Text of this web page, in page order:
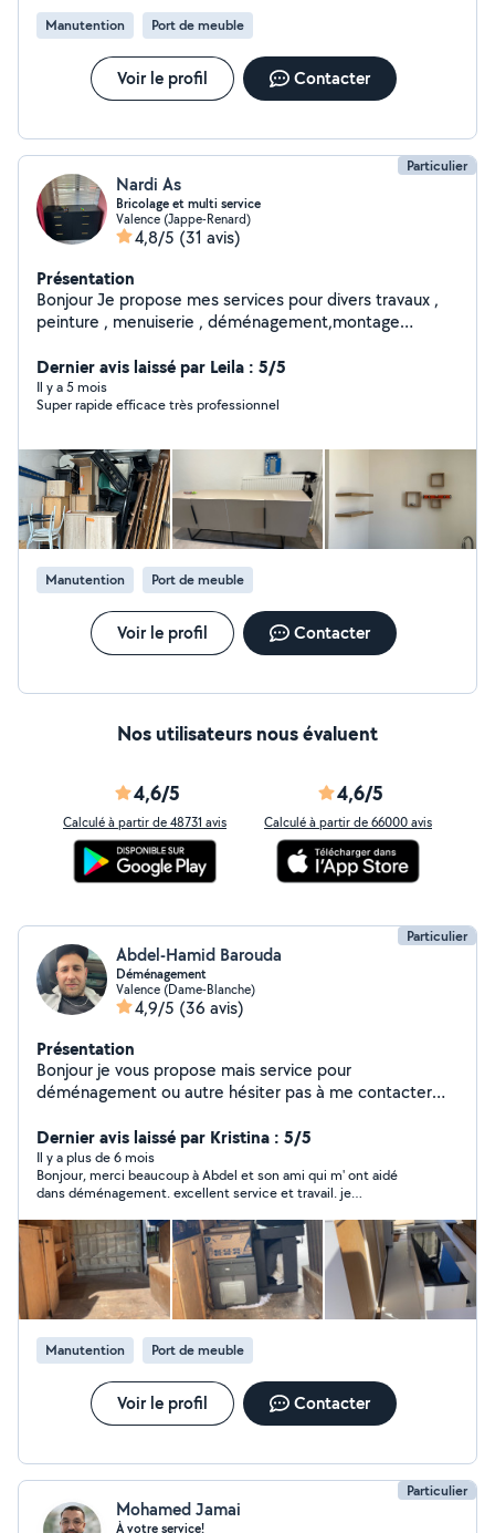
Manutention Port de meuble
Voir le profil Contacter
Particulier
Nardi As
Bricolage et multi service
Valence (Jappe-Renard)
4,8/5 (31 avis)
Présentation
Bonjour Je propose mes services pour divers travaux ,
peinture , menuiserie , déménagement,montage
Dernier avis laissé par Leila : 5/5
Il y a 5 mois
Super rapide efficace très professionnel
Manutention Port de meuble
Voir le profil Contacter
Nos utilisateurs nous évaluent
4,6/5
Calculé à partir de 48731 avis
4,6/5
Calculé à partir de 66000 avis
Particulier
Abdel-Hamid Barouda
Déménagement
Valence (Dame-Blanche)
4,9/5 (36 avis)
Présentation
Bonjour je vous propose mais service pour
déménagement ou autre hésiter pas à me contacter
Dernier avis laissé par Kristina : 5/5
Il y a plus de 6 mois
Bonjour, merci beaucoup à Abdel et son ami qui m' ont aidé
dans déménagement. excellent service et travail. je
Manutention Port de meuble
Voir le profil Contacter
Particulier
Mohamed Jamai
À votre service!